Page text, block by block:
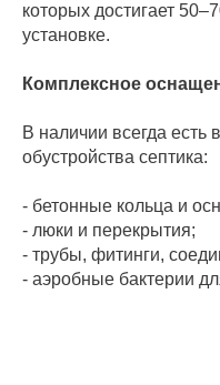
которых достигает
установке.
Комплексное
В наличии всегда есть
обустройства септика:
- бетонные кольца и
- люки и перекрытия;
- трубы, фитинги,
- аэробные бактерии